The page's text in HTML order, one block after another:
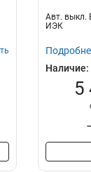
Авт. выкл.
ИЭК
Наличие:
5